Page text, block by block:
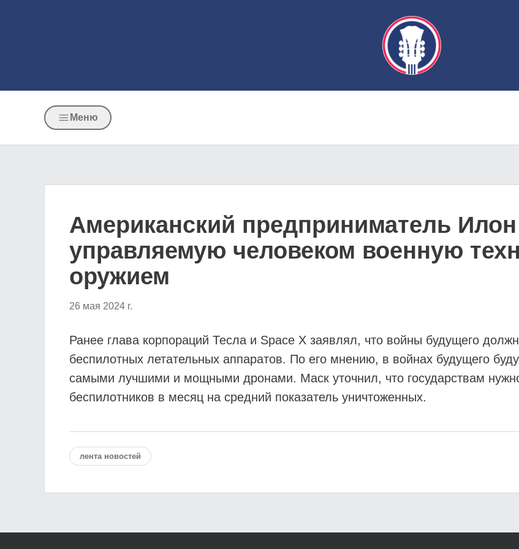
Меню
Американский предприниматель
управляемую человеком военную
оружием
26 мая 2024 г.
Ранее глава корпораций Тесла и Space X заявлял, что войны будущего
беспилотных летательных аппаратов. По его мнению, в войнах будущего
самыми лучшими и мощными дронами. Маск уточнил, что государствам
беспилотников в месяц на средний показатель уничтоженных.
лента новостей